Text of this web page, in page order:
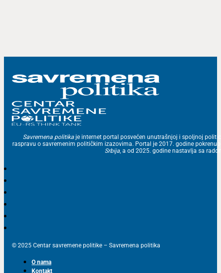
Savremena politika je internet portal posvećen unutrašnjoj i spoljnoj
raspravu o savremenim političkim izazovima. Portal je 2017. godine
Srbija, a od 2025. godine nastavlja sa
© 2025 Centar savremene politike – Savremena politika
O nama
Kontakt